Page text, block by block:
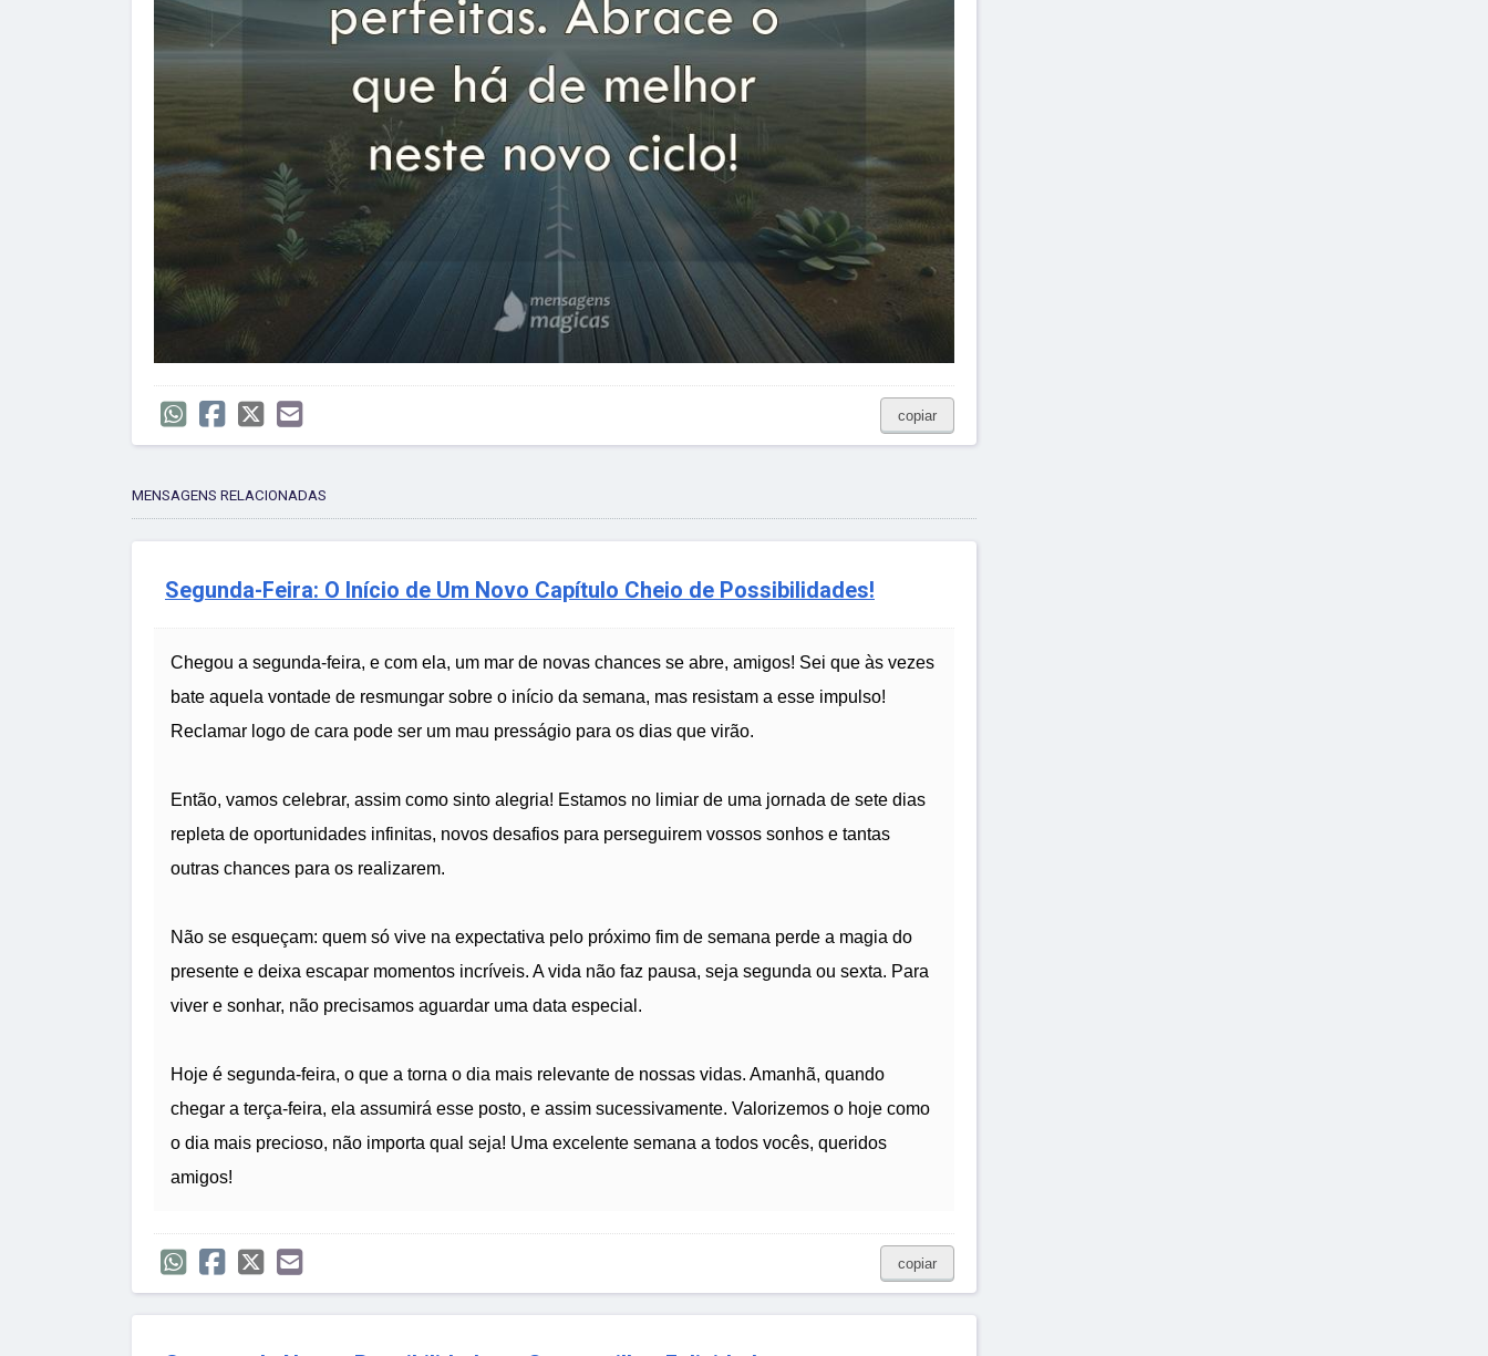
copiar
MENSAGENS RELACIONADAS
Segunda-Feira: O Início de Um Novo Capítulo Cheio de Possibilidades!
Chegou a segunda-feira, e com ela, um mar de novas chances se abre, amigos! Sei que às vezes
bate aquela vontade de resmungar sobre o início da semana, mas resistam a esse impulso!
Reclamar logo de cara pode ser um mau presságio para os dias que virão.
Então, vamos celebrar, assim como sinto alegria! Estamos no limiar de uma jornada de sete dias
repleta de oportunidades infinitas, novos desafios para perseguirem vossos sonhos e tantas
outras chances para os realizarem.
Não se esqueçam: quem só vive na expectativa pelo próximo fim de semana perde a magia do
presente e deixa escapar momentos incríveis. A vida não faz pausa, seja segunda ou sexta. Para
viver e sonhar, não precisamos aguardar uma data especial.
Hoje é segunda-feira, o que a torna o dia mais relevante de nossas vidas. Amanhã, quando
chegar a terça-feira, ela assumirá esse posto, e assim sucessivamente. Valorizemos o hoje como
o dia mais precioso, não importa qual seja! Uma excelente semana a todos vocês, queridos
amigos!
copiar